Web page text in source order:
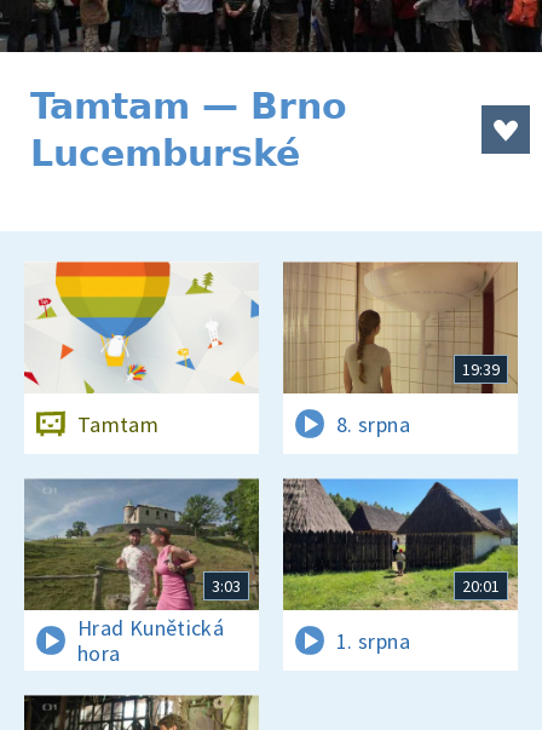
Tamtam — Brno
Lucemburské
Tamtam
19:39
8. srpna
3:03
Hrad Kunětická
hora
20:01
1. srpna